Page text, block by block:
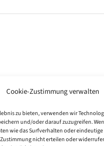
Cookie-Zustimmung verwalten
zu bieten, verwenden wir
und/oder darauf zuzugreifen.
wie das Surfverhalten oder eindeutige
Zustimmung nicht erteilen oder
ab 1.